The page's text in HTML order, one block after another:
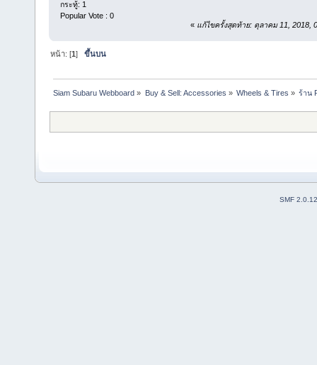
กระทู้: 1
Popular Vote : 0
« แก้ไขครั้งสุดท้าย: ตุลาคม 11, 2018,
หน้า: [1]ขึ้นบน
Siam Subaru Webboard » Buy & Sell: Accessories » Wheels & Tires » ร้าน
SMF 2.0.12